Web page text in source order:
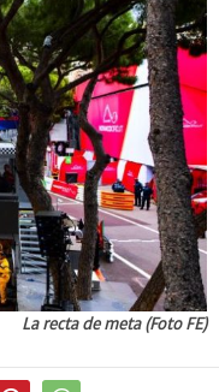
La recta de meta (Foto FE)